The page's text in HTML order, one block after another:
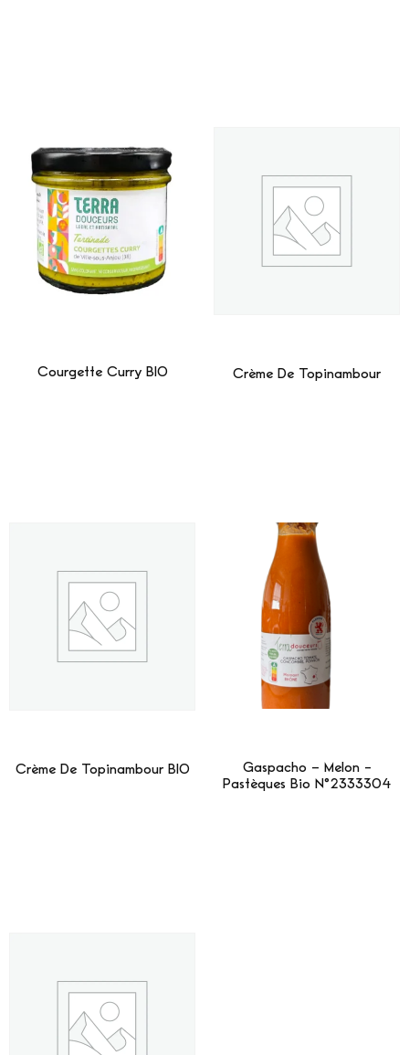
Courgette Curry BIO Crème De Topinambour
Crème De Topinambour BIO
Gaspacho – Melon -
Pastèques Bio N°2333304